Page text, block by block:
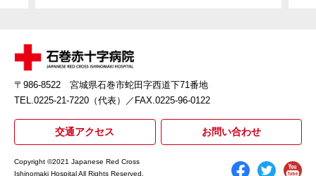
〒986-8522 宮城県石巻市蛇田字西道下71番地
TEL.0225-21-7220（代表）
／FAX.0225-96-0122
交通アクセス お問い合わせ
Copyright ©2021 Japanese Red Cross
Ishinomaki Hospital All Rights Reserved.